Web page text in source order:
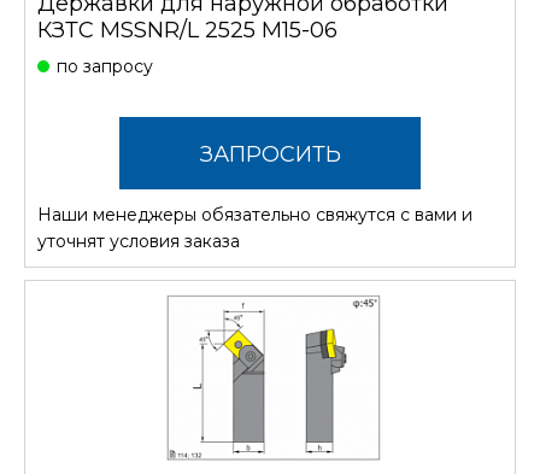
КЗТС MSSNR/L 2525 M15-06
по запросу
ЗАПРОСИТЬ
СТОИМОСТЬ
Наши менеджеры обязательно свяжутся с вами и
уточнят условия заказа